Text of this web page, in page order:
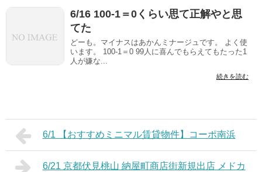
6/16 100-1＝0くらい思て正解やと思
てた
どーも。マイナスはあかんミナージュです。 よく使
います。 100-1＝0 99人に喜んでもらえてもたった1
人が嫌な...
続きを読む
6/1 【おすすめミニマル賃貸物件】コーポ南浜
6/21 京都伏見桃山 納屋町商店街新規出店 メドカ